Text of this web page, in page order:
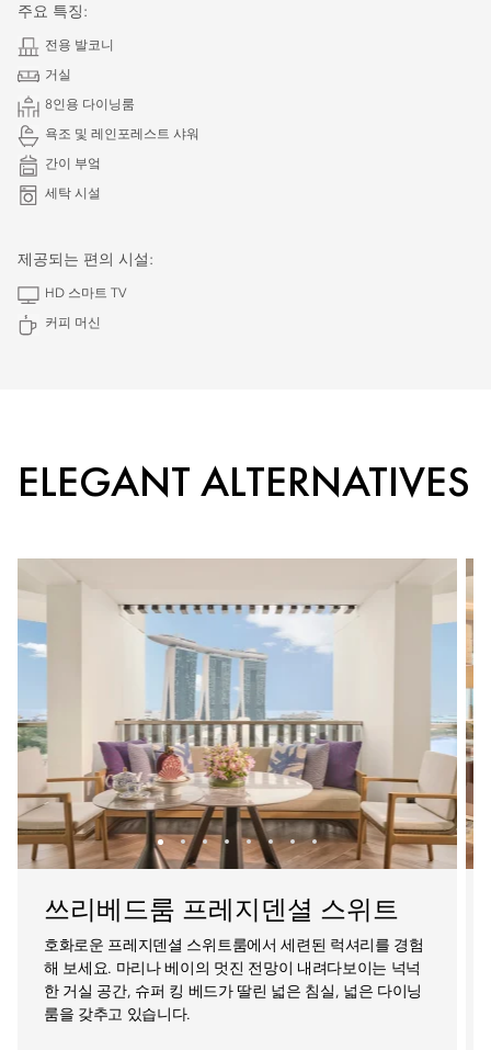
주요 특징:
전용 발코니
거실
8인용 다이닝룸
욕조 및 레인포레스트 샤워
간이 부엌
세탁 시설
제공되는 편의 시설:
HD 스마트 TV
커피 머신
ELEGANT ALTERNATIVES
쓰리베드룸 프레지덴셜 스위트
호화로운 프레지덴셜 스위트룸에서 세련된 럭셔리를 경험
해 보세요. 마리나 베이의 멋진 전망이 내려다보이는 넉넉
한 거실 공간, 슈퍼 킹 베드가 딸린 넓은 침실, 넓은 다이닝
룸을 갖추고 있습니다.